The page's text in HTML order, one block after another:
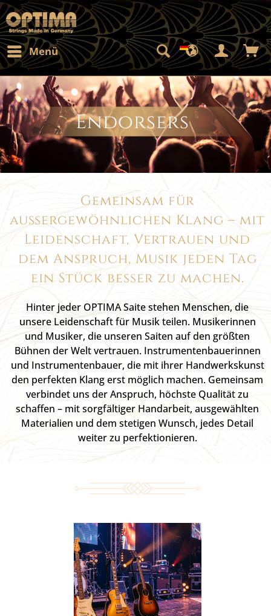
Menü
Endorsers
Gemeinsam für
außergewöhnlichen Klang – mit
Leidenschaft, Vertrauen und
dem Anspruch, Musik jeden Tag
ein Stück besser zu machen.
Hinter jeder OPTIMA Saite stehen Menschen, die
unsere Leidenschaft für Musik teilen. Musikerinnen
und Musiker, die unseren Saiten auf den größten
Bühnen der Welt vertrauen. Instrumentenbauerinnen
und Instrumentenbauer, die mit ihrer Handwerkskunst
den perfekten Klang erst möglich machen. Gemeinsam
verbindet uns der Anspruch, höchste Qualität zu
schaffen – mit sorgfältiger Handarbeit, ausgewählten
Materialien und dem stetigen Wunsch, jedes Detail
weiter zu perfektionieren.